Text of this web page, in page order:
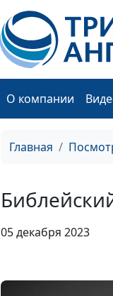
О компании
Главная
05 декабря 2023